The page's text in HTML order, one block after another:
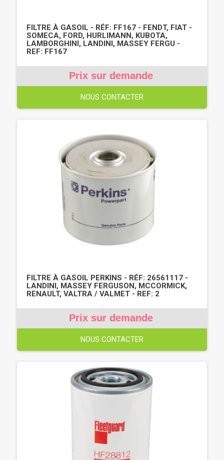
FILTRE À GASOIL - RÉF: FF167 - FENDT, FIAT -
SOMECA, FORD, HURLIMANN, KUBOTA,
LAMBORGHINI, LANDINI, MASSEY FERGU -
REF: FF167
Prix sur demande
NOUS CONTACTER
FILTRE À GASOIL PERKINS - RÉF: 26561117 -
LANDINI, MASSEY FERGUSON, MCCORMICK,
RENAULT, VALTRA / VALMET - REF: 2
Prix sur demande
NOUS CONTACTER